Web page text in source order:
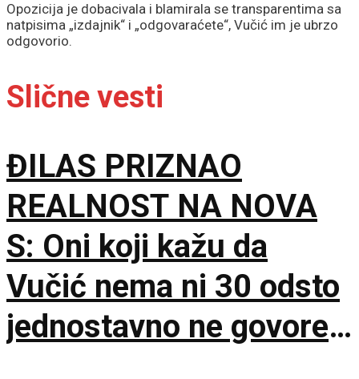
Opozicija je dobacivala i blamirala se transparentima sa
natpisima „izdajnik“ i „odgovaraćete“, Vučić im je ubrzo
odgovorio.
Slične vesti
ĐILAS PRIZNAO
REALNOST NA NOVA
S: Oni koji kažu da
Vučić nema ni 30 odsto
jednostavno ne govore